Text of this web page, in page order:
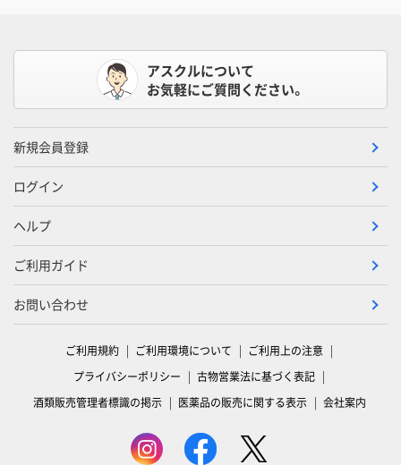
アスクルについて
お気軽にご質問ください。
新規会員登録
ログイン
ヘルプ
ご利用ガイド
お問い合わせ
ご利用規約 ご利用環境について
ご利用上の注意
プライバシーポリシー
古物営業法に基づく表記
酒類販売管理者標識の掲示
医薬品の販売に関する表示 会社案内